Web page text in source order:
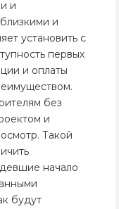
и
и
установить с
первых
и оплаты
без
и
Такой
начало
будут